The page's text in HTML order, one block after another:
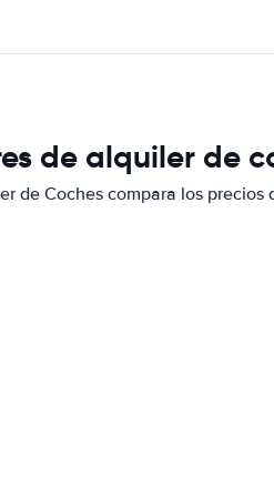
de alquiler de
de Coches compara los